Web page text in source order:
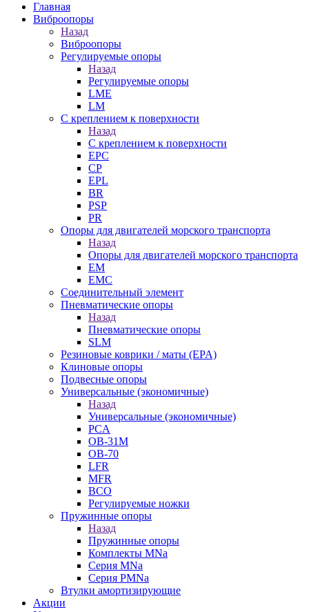
Главная
Виброопоры
Назад
Виброопоры
Регулируемые опоры
Назад
Регулируемые опоры
LME
LM
С креплением к поверхности
Назад
С креплением к поверхности
EPC
CP
EPL
BR
PSP
PR
Опоры для двигателей морского транспорта
Назад
Опоры для двигателей морского транспорта
EM
EMC
Cоединительный элемент
Пневматические опоры
Назад
Пневматические опоры
SLM
Резиновые коврики / маты (EPA)
Клиновые опоры
Подвесные опоры
Универсальные (экономичные)
Назад
Универсальные (экономичные)
PCA
ОВ-31М
OB-70
LFR
MFR
ВСО
Регулируемые ножки
Пружинные опоры
Назад
Пружинные опоры
Комплекты MNa
Серия MNa
Серия PMNa
Втулки амортизирующие
Акции